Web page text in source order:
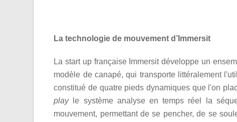
La technologie de mouvement d’Immersit
La start up française Immersit développe un
modèle de canapé, qui transporte littéralement
constitué de quatre pieds dynamiques que l'on
playle système analyseen temps réel
la
mouvement, permettant de se pencher, de se